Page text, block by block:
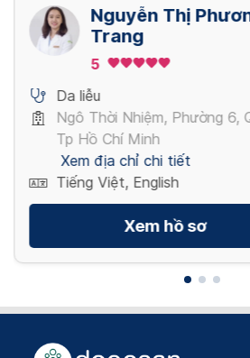
Nguyễn Thị
Trang
5
Da liễu
Ngô Thời Nhiệm, Phường 6,
Tp Hồ Chí Minh
Xem địa chỉ chi tiết
Tiếng Việt, English
Xem hồ sơ